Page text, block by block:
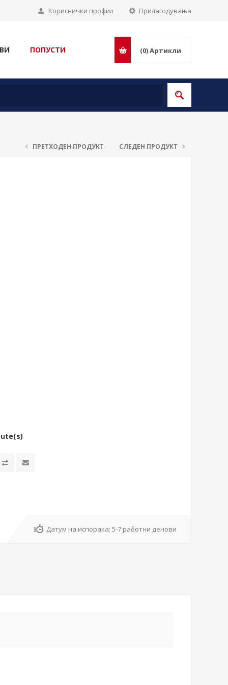
Прилагодувања
Кориснички профил
ПОПУСТИ (0)Артикли
ПРЕТХОДЕН ПРОДУКТ СЛЕДЕН ПРОДУКТ
Датум на испорака: 5-7 работни денови